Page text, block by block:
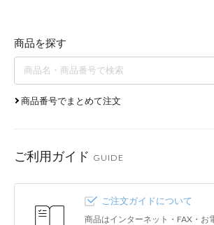
商品を探す
商品番号でまとめて注文
ご利用ガイド GUIDE
ご注文ガイドについて
商品はインターネット・FAX・お